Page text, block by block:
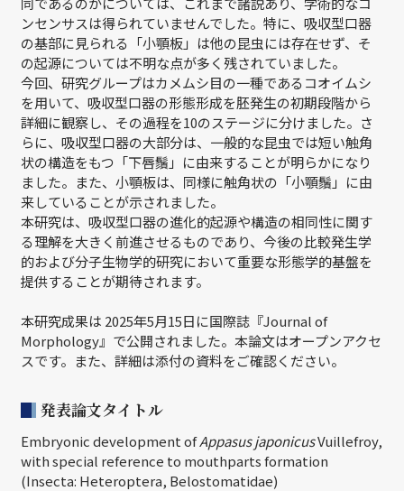
ンセンサスは得られていませんでした。特に、吸収型口器
の基部に見られる「小顎板」は他の昆虫には存在せず、そ
の起源については不明な点が多く残されていました。
今回、研究グループはカメムシ目の一種であるコオイムシ
を用いて、吸収型口器の形態形成を胚発生の初期段階から
詳細に観察し、その過程を10のステージに分けました。さ
らに、吸収型口器の大部分は、一般的な昆虫では短い触角
状の構造をもつ「下唇鬚」に由来することが明らかになり
ました。また、小顎板は、同様に触角状の「小顎鬚」に由
来していることが示されました。
本研究は、吸収型口器の進化的起源や構造の相同性に関す
る理解を大きく前進させるものであり、今後の比較発生学
的および分子生物学的研究において重要な形態学的基盤を
提供することが期待されます。
本研究成果は 2025年5月15日に国際誌『Journal of
Morphology』で公開されました。本論文はオープンアクセ
スです。また、詳細は添付の資料をご確認ください。
発表論文タイトル
Embryonic development ofAppasus japonicusVuillefroy,
with special reference to mouthparts formation
(Insecta: Heteroptera, Belostomatidae)